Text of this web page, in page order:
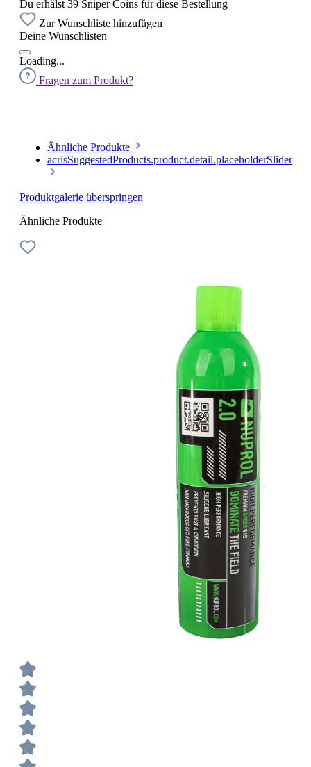
Du erhälst 39 Sniper Coins für diese Bestellung
Zur Wunschliste hinzufügen
Deine Wunschlisten
Loading...
Fragen zum Produkt?
Ähnliche Produkte
acrisSuggestedProducts.product.detail.placeholderSlider
Produktgalerie überspringen
Ähnliche Produkte